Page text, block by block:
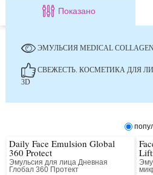
Показано
ЭМУЛЬСИЯ MEDICAL
СВЕЖЕСТЬ. КОСМЕТИКА ДЛЯ
3D
Daily Face Emulsion Global
360 Protect
Эмульсия для лица Дневная
Глобал 360 Протект